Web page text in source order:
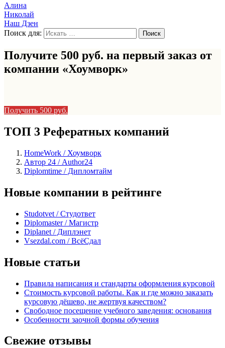
Алина
Николай
Наш Дзен
Поиск для:
Получите 500 руб. на первый заказ от
компании «Хоумворк»
Получить 500 руб.
ТОП 3 Рефератных компаний
HomeWork / Хоумворк
Автор 24 / Author24
Diplomtime / Дипломтайм
Новые компании в рейтинге
Studotvet / Студответ
Diplomaster / Магистр
Diplanet / Диплэнет
Vsezdal.com / ВсёСдал
Новые статьи
Правила написания и стандарты оформления курсовой
Стоимость курсовой работы. Как и где можно заказать
курсовую дёшево, не жертвуя качеством?
Свободное посещение учебного заведения: основания
Особенности заочной формы обучения
Свежие отзывы